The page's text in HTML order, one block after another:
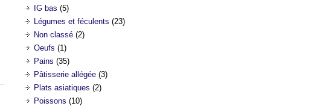
IG bas (5)
Légumes et féculents (23)
Non classé(2)
Oeufs (1)
Pains (35)
Pâtisserie allégée(3)
Plats asiatiques (2)
Poissons (10)